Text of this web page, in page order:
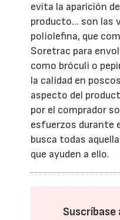
evita la aparición
producto... son las
poliolefina, que
Soretrac para
como bróculi o
la calidad en
aspecto del
por el comprador
esfuerzos durante
busca todas
que ayuden a ello.
Suscríbase